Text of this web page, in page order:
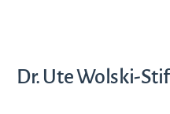
Dr. Ute Wolski-